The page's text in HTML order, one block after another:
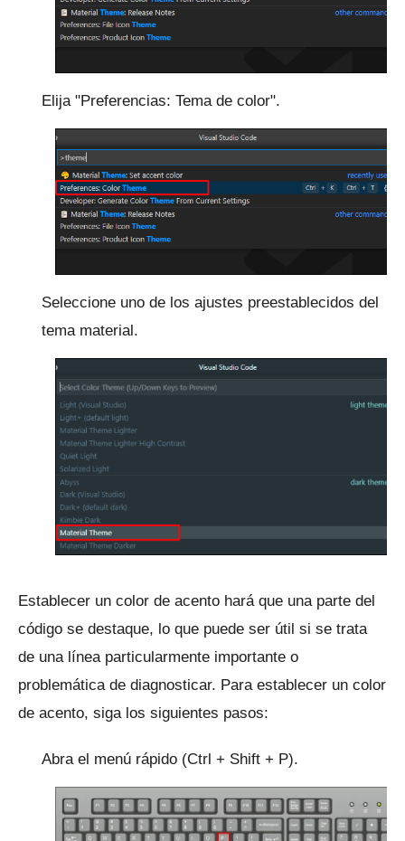
Elija "Preferencias: Tema de color".
Seleccione uno de los ajustes preestablecidos del
tema material.
Establecer un color de acento hará que una parte del
código se destaque, lo que puede ser útil si se trata
de una línea particularmente importante o
problemática de diagnosticar. Para establecer un color
de acento, siga los siguientes pasos:
Abra el menú rápido (Ctrl + Shift + P).